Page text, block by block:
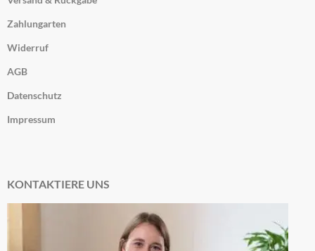
Zahlungarten
Widerruf
AGB
Datenschutz
Impressum
KONTAKTIERE UNS